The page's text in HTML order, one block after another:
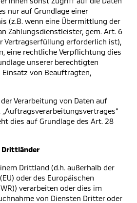
nur auf Grundlage einer
(z.B. wenn eine Übermittlung der
Zahlungsdienstleister, gem. Art. 6
Vertragserfüllung erforderlich ist),
eine rechtliche Verpflichtung dies
unserer berechtigten
Einsatz von Beauftragten,
Verarbeitung von Daten auf
„Auftragsverarbeitungsvertrages“
dies auf Grundlage des Art. 28
Drittländer
Drittland (d.h. außerhalb der
oder des Europäischen
verarbeiten oder dies im
von Diensten Dritter oder